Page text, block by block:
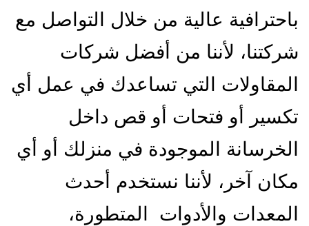
باحترافية عالية من خلال التواصل مع
شركتنا، لأننا من أفضل شركات
المقاولات التي تساعدك في عمل أي
تكسير أو فتحات أو قص داخل
الخرسانة الموجودة في منزلك أو أي
مكان آخر، لأننا نستخدم أحدث
المعدات والأدوات المتطورة،